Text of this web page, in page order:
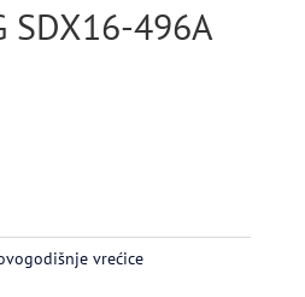
SDX16-496A
vrećice